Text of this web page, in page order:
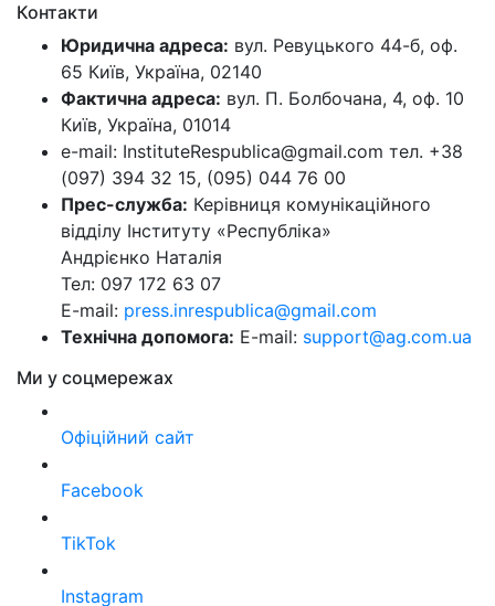
Контакти
Юридична адреса: вул. Ревуцького 44-б, оф.
65 Київ, Україна, 02140
Фактична адреса: вул. П. Болбочана, 4, оф. 10
Київ, Україна, 01014
e-mail: InstituteRespublica@gmail.com тел. +38
(097) 394 32 15, (095) 044 76 00
Прес-служба: Керівниця комунікаційного
відділу Інституту «Республіка»
Андрієнко Наталія
Тел: 097 172 63 07
E-mail: press.inrespublica@gmail.com
Технічна допомога: E-mail: support@ag.com.ua
Ми у соцмережах
Офіційний сайт
Facebook
TikTok
Instagram